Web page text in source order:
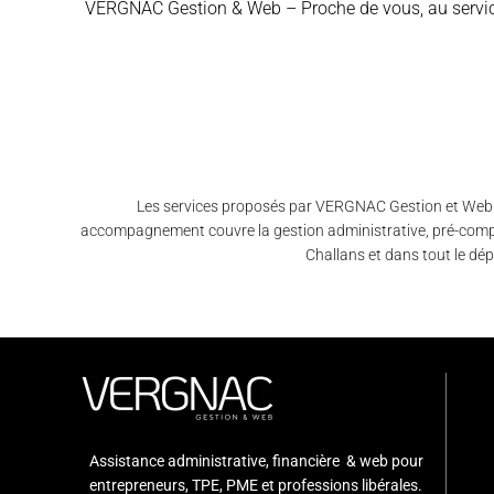
Assistance administrative, financière & web pour
entrepreneurs, TPE, PME et professions libérales.
VERGNAC Gestion & Web – Proche de vous, au
Les services proposés par VERGNAC Gestion et
accompagnement couvre la gestion administrative, pré-
Challans et dans tout le